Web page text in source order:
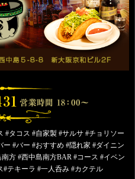
#タコス #自家製 #サルサ #チョリソー
#バー #おすすめ #隠れ家 #ダイニン
方 #西中島南方BAR #コース #イベン
#テキーラ #一人呑み #カクテル